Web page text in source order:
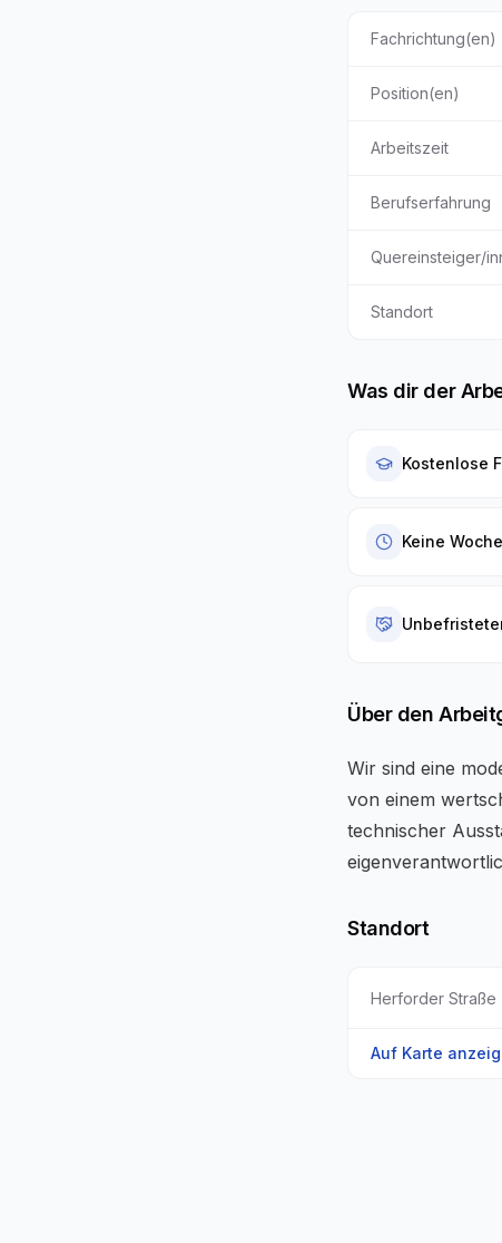
Fachrichtung(en)
Position(en)
Arbeitszeit
Berufserfahrung
Quereinsteiger/
Standort
Was dir der
Kostenlose
Keine
Über den
Wir sind eine
von einem
technischer
Standort
Herforder Straße
Auf Karte